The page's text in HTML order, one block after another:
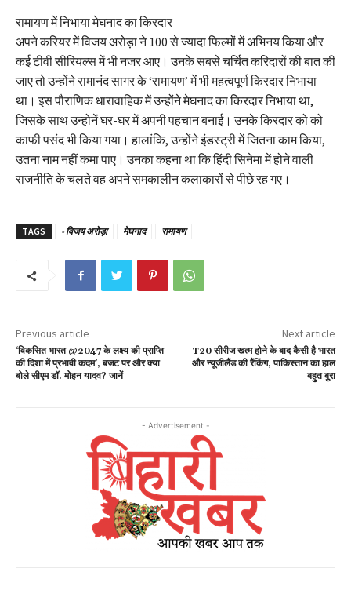
रामायण में निभाया मेघनाद का किरदार
अपने करियर में विजय अरोड़ा ने 100 से ज्यादा फिल्मों में अभिनय किया और
कई टीवी सीरियल्स में भी नजर आए। उनके सबसे चर्चित करिदारों की बात की
जाए तो उन्होंने रामानंद सागर के ‘रामायण’ में भी महत्वपूर्ण किरदार निभाया
था। इस पौराणिक धारावाहिक में उन्होंने मेघनाद का किरदार निभाया था,
जिसके साथ उन्होनें घर-घर में अपनी पहचान बनाई। उनके किरदार को को
काफी पसंद भी किया गया। हालांकि, उन्होंने इंडस्ट्री में जितना काम किया,
उतना नाम नहीं कमा पाए। उनका कहना था कि हिंदी सिनेमा में होने वाली
राजनीति के चलते वह अपने समकालीन कलाकारों से पीछे रह गए।
TAGS - विजय अरोड़ा मेघनाद रामायण
Previous article
‘विकसित भारत @2047 के लक्ष्य की प्राप्ति
की दिशा में प्रभावी कदम’, बजट पर और क्या
बोले सीएम डॉ. मोहन यादव? जानें
Next article
T20 सीरीज खत्म होने के बाद कैसी है भारत
और न्यूजीलैंड की रैंकिंग, पाकिस्तान का ​हाल
बहुत बुरा
- Advertisement -